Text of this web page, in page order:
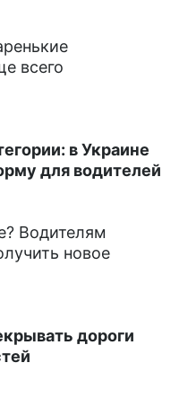
всего
в Украине
для водителей
Водителям
новое
дороги